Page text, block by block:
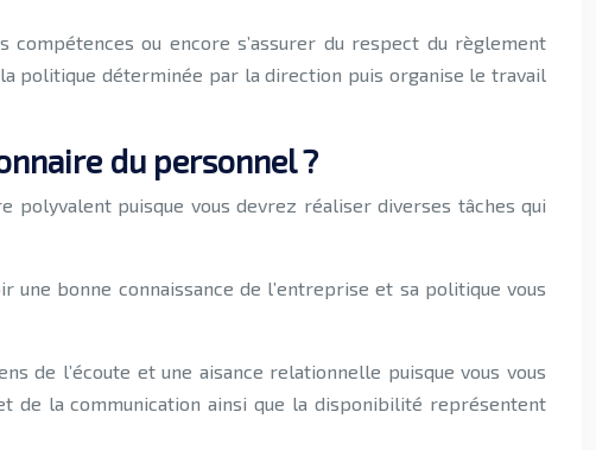
ou encore s’assurer du respect du règlement
politique déterminée par la direction puis organise le travail
du personnel ?
puisque vous devrez réaliser diverses tâches qui
bonne connaissance de l’entreprise et sa politique vous
de l’écoute et une aisance relationnelle puisque vous vous
de la communication ainsi que la disponibilité représentent